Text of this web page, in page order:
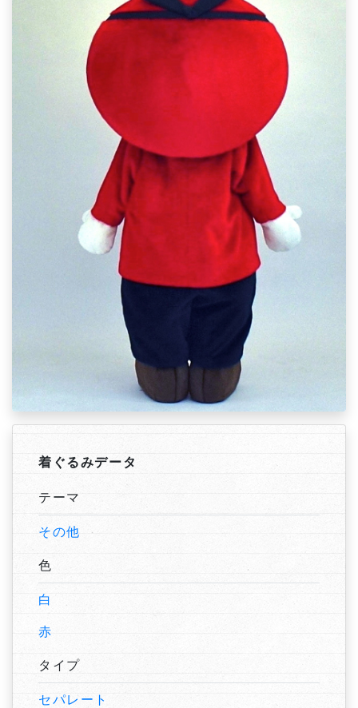
着ぐるみデータ
テーマ
その他
色
白
赤
タイプ
セパレート